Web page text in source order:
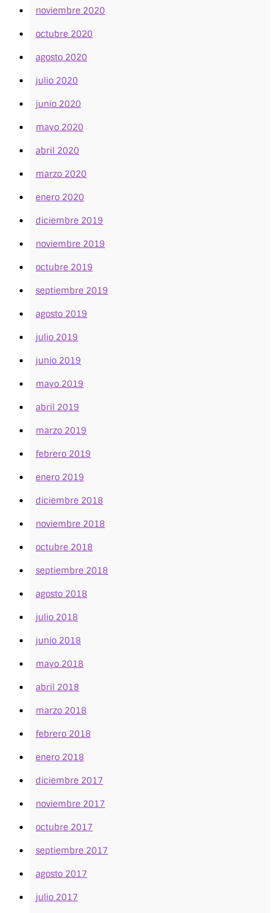
noviembre 2020
octubre 2020
agosto 2020
julio 2020
junio 2020
mayo 2020
abril 2020
marzo 2020
enero 2020
diciembre 2019
noviembre 2019
octubre 2019
septiembre 2019
agosto 2019
julio 2019
junio 2019
mayo 2019
abril 2019
marzo 2019
febrero 2019
enero 2019
diciembre 2018
noviembre 2018
octubre 2018
septiembre 2018
agosto 2018
julio 2018
junio 2018
mayo 2018
abril 2018
marzo 2018
febrero 2018
enero 2018
diciembre 2017
noviembre 2017
octubre 2017
septiembre 2017
agosto 2017
julio 2017